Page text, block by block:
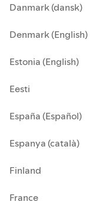
Danmark (dansk)
Denmark (English)
Estonia (English)
Eesti
España (Español)
Espanya (català)
Finland
France